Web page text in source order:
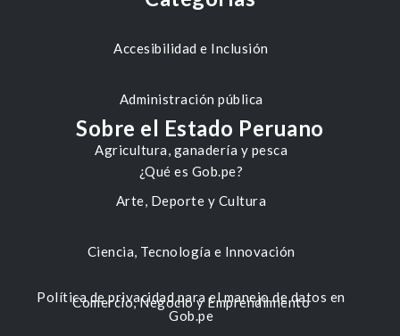
Accesibilidad e Inclusión
Administración pública
Agricultura, ganadería y pesca
Arte, Deporte y Cultura
Ciencia, Tecnología e Innovación
Comercio, Negocio y Emprendimiento
Sobre el Estado Peruano
¿Qué es Gob.pe?
Política de privacidad para el manejo de datos en
Gob.pe